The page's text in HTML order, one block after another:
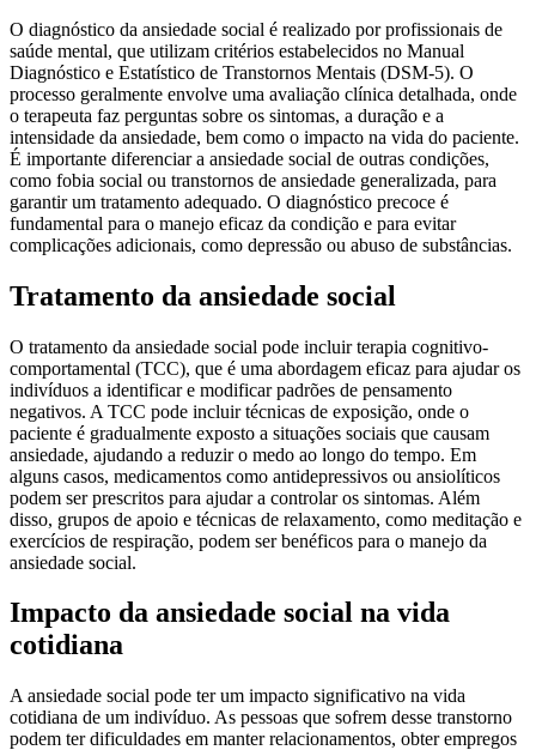
O diagnóstico da ansiedade social é realizado por profissionais de
saúde mental, que utilizam critérios estabelecidos no Manual
Diagnóstico e Estatístico de Transtornos Mentais (DSM-5). O
processo geralmente envolve uma avaliação clínica detalhada, onde
o terapeuta faz perguntas sobre os sintomas, a duração e a
intensidade da ansiedade, bem como o impacto na vida do paciente.
É importante diferenciar a ansiedade social de outras condições,
como fobia social ou transtornos de ansiedade generalizada, para
garantir um tratamento adequado. O diagnóstico precoce é
fundamental para o manejo eficaz da condição e para evitar
complicações adicionais, como depressão ou abuso de substâncias.
Tratamento da ansiedade social
O tratamento da ansiedade social pode incluir terapia cognitivo-
comportamental (TCC), que é uma abordagem eficaz para ajudar os
indivíduos a identificar e modificar padrões de pensamento
negativos. A TCC pode incluir técnicas de exposição, onde o
paciente é gradualmente exposto a situações sociais que causam
ansiedade, ajudando a reduzir o medo ao longo do tempo. Em
alguns casos, medicamentos como antidepressivos ou ansiolíticos
podem ser prescritos para ajudar a controlar os sintomas. Além
disso, grupos de apoio e técnicas de relaxamento, como meditação e
exercícios de respiração, podem ser benéficos para o manejo da
ansiedade social.
Impacto da ansiedade social na vida
cotidiana
A ansiedade social pode ter um impacto significativo na vida
cotidiana de um indivíduo. As pessoas que sofrem desse transtorno
podem ter dificuldades em manter relacionamentos, obter empregos